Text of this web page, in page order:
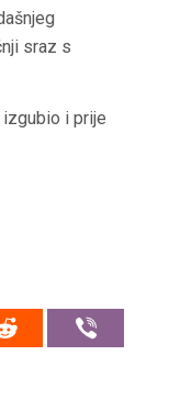
sraz s
i prije